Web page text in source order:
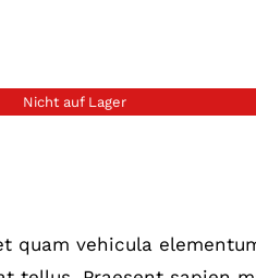
Nicht auf Lager
quam vehicula